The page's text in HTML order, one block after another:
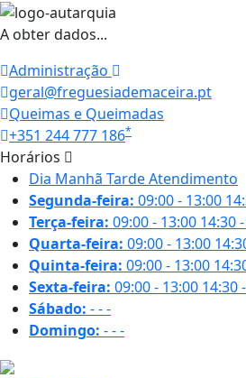
A obter dados...
Administração
geral@freguesiademaceira.pt
Queimas e Queimadas
+351 244 777 186*
Horários
Dia Manhã TardeAtendimento
Segunda-feira: 09:00 - 13:00
Terça-feira: 09:00 - 13:00 14:30
Quarta-feira: 09:00 - 13:00
Quinta-feira: 09:00 - 13:00
Sexta-feira: 09:00 - 13:00 14:30
Sábado: ---
Domingo: ---